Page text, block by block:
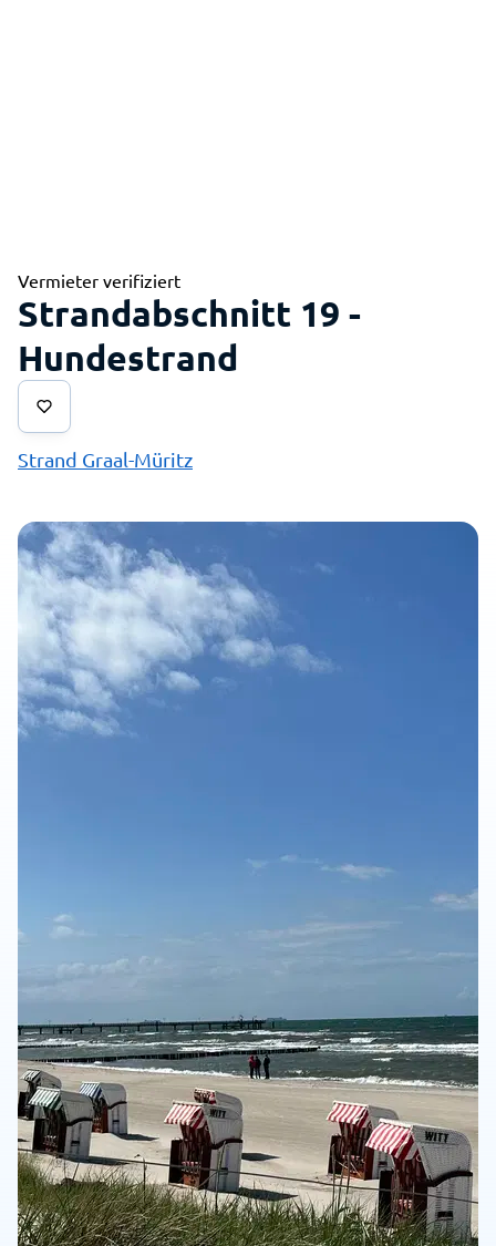
Vermieter verifiziert
Strandabschnitt 19 -
Hundestrand
Strand Graal-Müritz